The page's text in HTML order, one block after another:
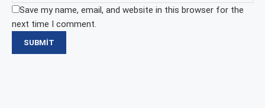
Save my name, email, and website in this browser for the
next time I comment.